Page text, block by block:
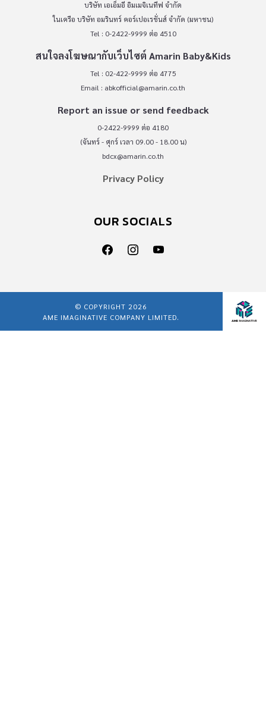
บริษัท เอเอ็มอี อิมเมจิเนทีฟ จำกัด
ในเครือ บริษัท อมรินทร์ คอร์เปอเรชั่นส์ จำกัด (มหาชน)
Tel : 0-2422-9999 ต่อ 4510
สนใจลงโฆษณากับเว็บไซต์ Amarin Baby&Kids
Tel : 02-422-9999 ต่อ 4775
Email : abkofficial@amarin.co.th
Report an issue or send feedback
0-2422-9999 ต่อ 4180
(จันทร์ - ศุกร์ เวลา 09.00 - 18.00 น)
bdcx@amarin.co.th
Privacy Policy
OUR SOCIALS
© COPYRIGHT 2026
AME IMAGINATIVE COMPANY LIMITED.